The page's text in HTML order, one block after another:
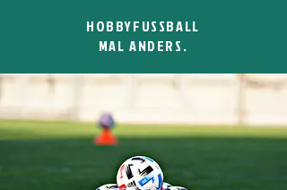
HOBBYFUSSBALL
MAL ANDERS.